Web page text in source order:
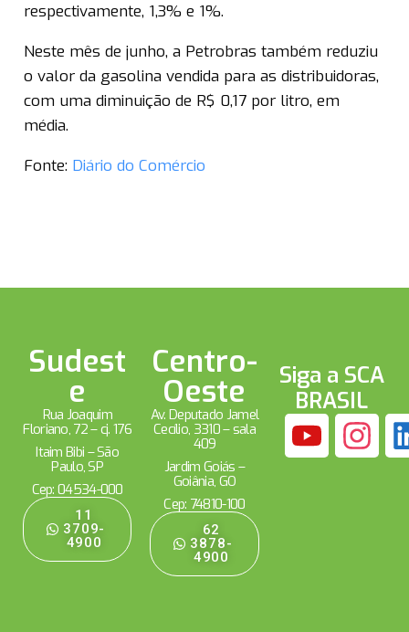
respectivamente, 1,3% e 1%.
Neste mês de junho, a Petrobras também reduziu
o valor da gasolina vendida para as distribuidoras,
com uma diminuição de R$ 0,17 por litro, em
média.
Fonte: Diário do Comércio
Sudest
e
Rua Joaquim
Floriano, 72 – cj. 176
Itaim Bibi – São
Paulo, SP
Cep: 04534-000
11
3709-
4900
Centro-
Oeste
Av. Deputado Jamel
Cecílio, 3310 – sala
409
Jardim Goiás –
Goiânia, GO
Cep: 74810-100
62
3878-
4900
Siga a SCA
BRASIL